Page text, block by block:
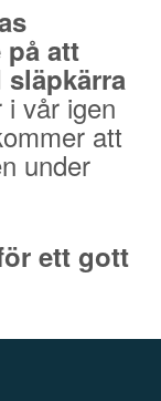
på att
släpkärra
vår igen
att
under
ett gott